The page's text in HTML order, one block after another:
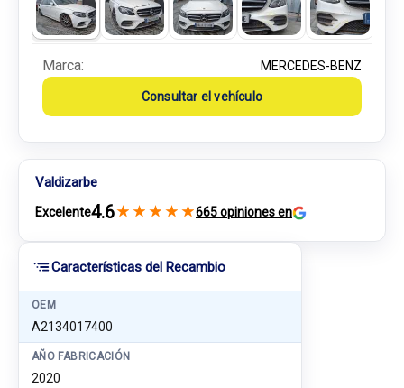
Características del Recambio
OEM
A2134017400
AÑO FABRICACIÓN
2020
Marca: MERCEDES-BENZ
Consultar el vehículo
Valdizarbe
Excelente4.6★ ★ ★ ★ ★665 opiniones en